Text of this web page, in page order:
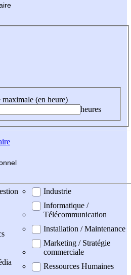
maximale (en heure)
heures
Industrie
Informatique /
Télécommunication
Installation / Maintenance
Marketing / Stratégie
commerciale
Ressources Humaines